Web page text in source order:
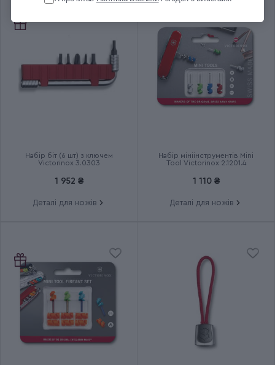
(мм)
84
Кількість шарів
ALOX BANTAM
Країна збірки Швейцарія
Термін гарантії
Набір біт (6 шт) з ключем
Victorinox 3.0303
1 952 ₴
Деталі для ножів
Набір мініінструментів Mini
Tool Victorinox 2.1201.4
1 110 ₴
Деталі для ножів